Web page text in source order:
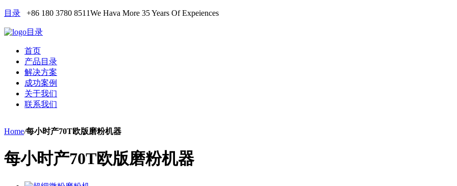
目录 +86 180 3780 8511We Hava More 35 Years Of Expeiences
目录
首页
产品目录
解决方案
成功案例
关于我们
联系我们
Home/每小时产70T欧版磨粉机器
每小时产70T欧版磨粉机器